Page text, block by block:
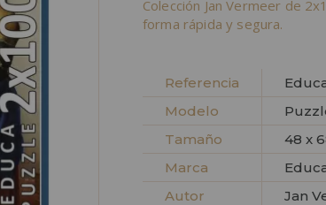
Colección Jan Vermeer de
forma rápida y segura.
Referencia
Modelo
Tamaño
48 x
Marca
Autor
Jan